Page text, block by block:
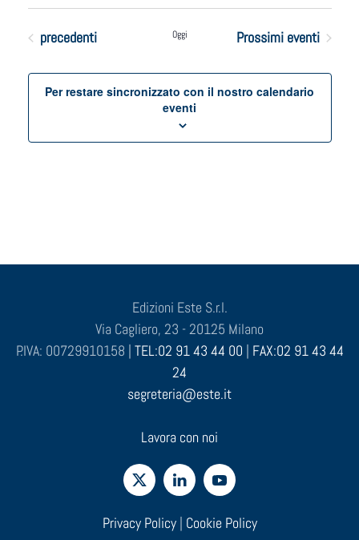
Eventi
precedenti Oggi Prossimi eventi
Per restare sincronizzato con il nostro calendario
eventi
Edizioni Este S.r.l.
Via Cagliero, 23 - 20125 Milano
P.IVA: 00729910158 | TEL:02 91 43 44 00 | FAX:02 91 43 44
24
segreteria@este.it
Lavora con noi
Privacy Policy| Cookie Policy